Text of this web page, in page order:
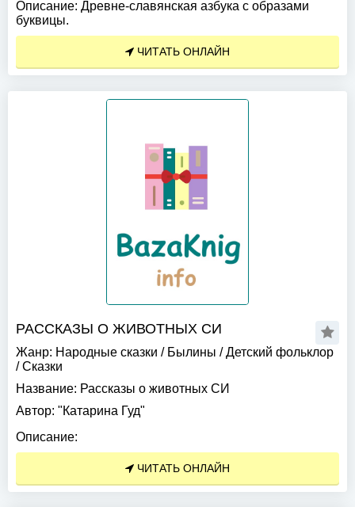
Описание: Древне-славянская азбука с образами
буквицы.
ЧИТАТЬ ОНЛАЙН
РАССКАЗЫ О ЖИВОТНЫХ СИ
Жанр: Народные сказки / Былины /Детский фольклор
/Сказки
Название: Рассказы о животных СИ
Автор: "Катарина Гуд"
Описание:
ЧИТАТЬ ОНЛАЙН